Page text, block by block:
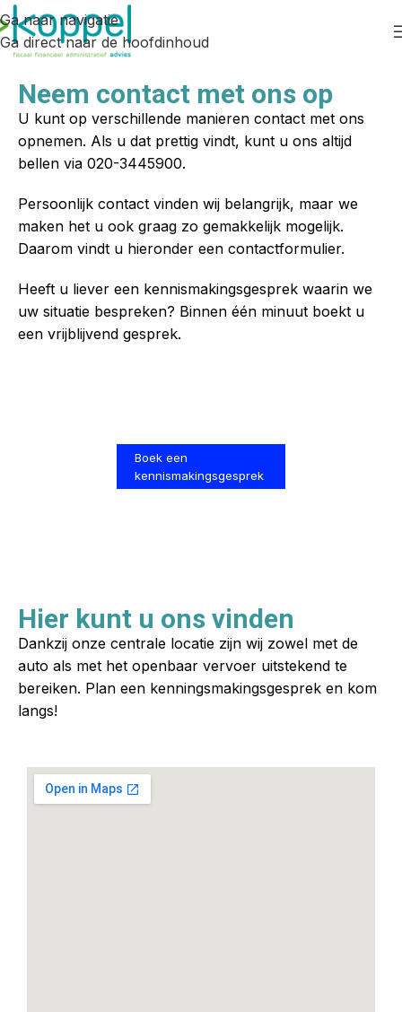
Ga naar navigatie
Ga direct naar de hoofdinhoud
Neem contact met ons op
U kunt op verschillende manieren contact met ons
opnemen. Als u dat prettig vindt, kunt u ons altijd
bellen via 020-3445900.
Persoonlijk contact vinden wij belangrijk, maar we
maken het u ook graag zo gemakkelijk mogelijk.
Daarom vindt u hieronder een contactformulier.
Heeft u liever een kennismakingsgesprek waarin we
uw situatie bespreken? Binnen één minuut boekt u
een vrijblijvend gesprek.
Boek een
kennismakingsgesprek
Hier kunt u ons vinden
Dankzij onze centrale locatie zijn wij zowel met de
auto als met het openbaar vervoer uitstekend te
bereiken. Plan een kenningsmakingsgesprek en kom
langs!